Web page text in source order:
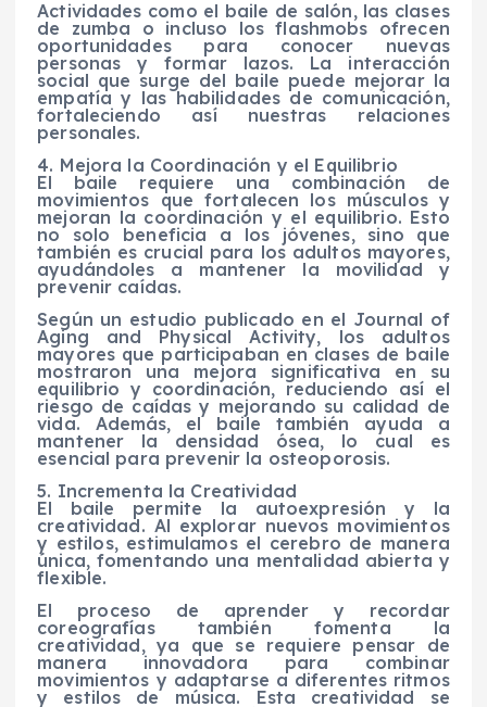
Actividades como el baile de salón, las clases
de zumba o incluso los flashmobs ofrecen
oportunidades para conocer nuevas
personas y formar lazos. La interacción
social que surge del baile puede mejorar la
empatía y las habilidades de comunicación,
fortaleciendo así nuestras relaciones
personales.
4. Mejora la Coordinación y el Equilibrio
El baile requiere una combinación de
movimientos que fortalecen los músculos y
mejoran la coordinación y el equilibrio. Esto
no solo beneficia a los jóvenes, sino que
también es crucial para los adultos mayores,
ayudándoles a mantener la movilidad y
prevenir caídas.
Según un estudio publicado en el Journal of
Aging and Physical Activity, los adultos
mayores que participaban en clases de baile
mostraron una mejora significativa en su
equilibrio y coordinación, reduciendo así el
riesgo de caídas y mejorando su calidad de
vida. Además, el baile también ayuda a
mantener la densidad ósea, lo cual es
esencial para prevenir la osteoporosis.
5. Incrementa la Creatividad
El baile permite la autoexpresión y la
creatividad. Al explorar nuevos movimientos
y estilos, estimulamos el cerebro de manera
única, fomentando una mentalidad abierta y
flexible.
El proceso de aprender y recordar
coreografías también fomenta la
creatividad, ya que se requiere pensar de
manera innovadora para combinar
movimientos y adaptarse a diferentes ritmos
y estilos de música. Esta creatividad se